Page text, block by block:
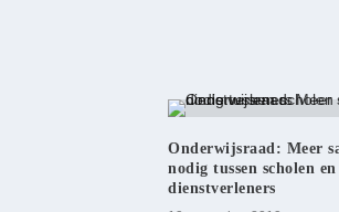
Onderwijsraad: Meer
nodig tussen scholen en
dienstverleners